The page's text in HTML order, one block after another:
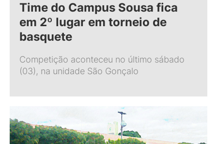
Time do Campus Sousa fica
em 2º lugar em torneio de
basquete
Competição aconteceu no último sábado
(03), na unidade São Gonçalo